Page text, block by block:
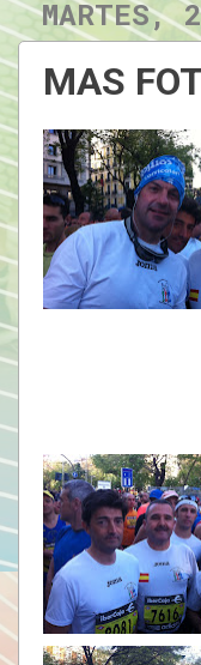
MARTES,
MAS